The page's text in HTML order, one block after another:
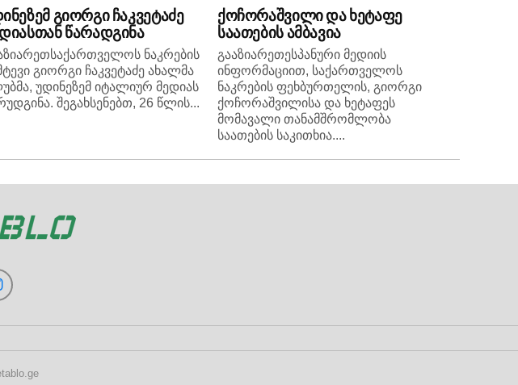
გიორგი ჩაკვეტაძე
წარადგინა
ნაკრების
გიორგი ჩაკვეტაძე ახალმა
უდინეზემ იტალიურ მედიას
შეგახსენებთ, 26 წლის...
ქოჩორაშვილი და ხეტაფე
საათების ამბავია
გააზიარეთესპანური მედიის
ინფორმაციით, საქართველოს
ნაკრების ფეხბურთელის, გიორგი
ქოჩორაშვილისა და ხეტაფეს
მომავალი თანამშრომლობა
საათების საკითხია....